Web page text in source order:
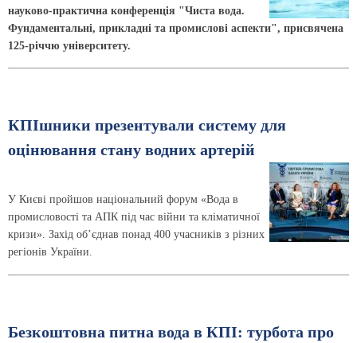
науково-практична конференція "Чиста вода.
Фундаментальні, прикладні та промислові аспекти", присвячена
125-річчю університету.
КПІшники презентували систему для
оцінювання стану водних артерій
У Києві пройшов національний форум «Вода в
промисловості та АПК під час війни та кліматичної
кризи». Захід об’єднав понад 400 учасників з різних
регіонів України.
Безкоштовна питна вода в КПІ: турбота про